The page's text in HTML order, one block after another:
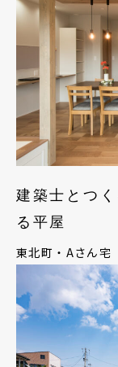
建築士とつ
る平屋
東北町・Aさん宅